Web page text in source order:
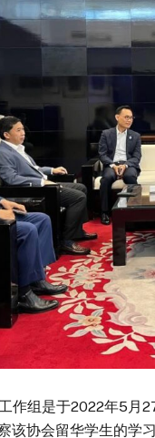
作组是于2022年5月
该协会留华学生的学